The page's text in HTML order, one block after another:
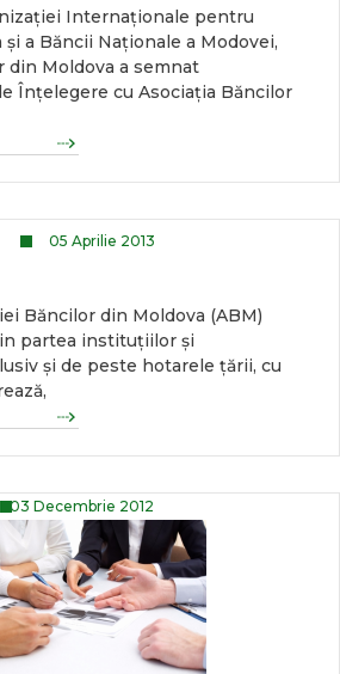
Internaționale pentru
a Băncii Naționale a Modovei,
din Moldova a semnat
Înțelegere cu Asociația Băncilor
05 Aprilie 2013
Băncilor din Moldova (ABM)
partea instituțiilor și
și de peste hotarele țării, cu
03 Decembrie 2012